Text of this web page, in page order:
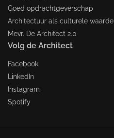
Goed opdrachtgeverschap
Architectuur als culturele waarde
Mevr. De Architect 2.0
Volg de Architect
Facebook
LinkedIn
Instagram
Spotify